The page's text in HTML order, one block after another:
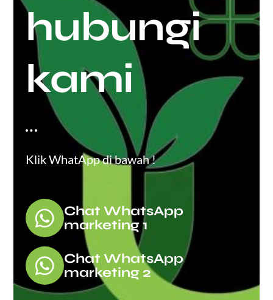
hubungi
kami
Klik WhatApp di bawah !
Chat WhatsApp
marketing 1
Chat WhatsApp
marketing 2